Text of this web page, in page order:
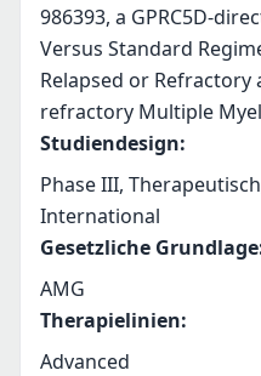
986393, a GPRC5D-
Versus Standard
Relapsed or Refractory
refractory Multiple
Studiendesign:
Phase III,
International
Gesetzliche Grundlage
AMG
Therapielinien:
Advanced